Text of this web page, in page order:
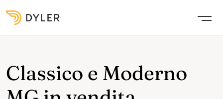
Classico e Moderno